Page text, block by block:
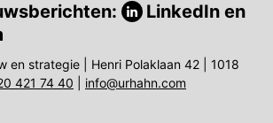
LinkedIn en
en strategie | Henri Polaklaan 42 | 1018
421 74 40 info@urhahn.com